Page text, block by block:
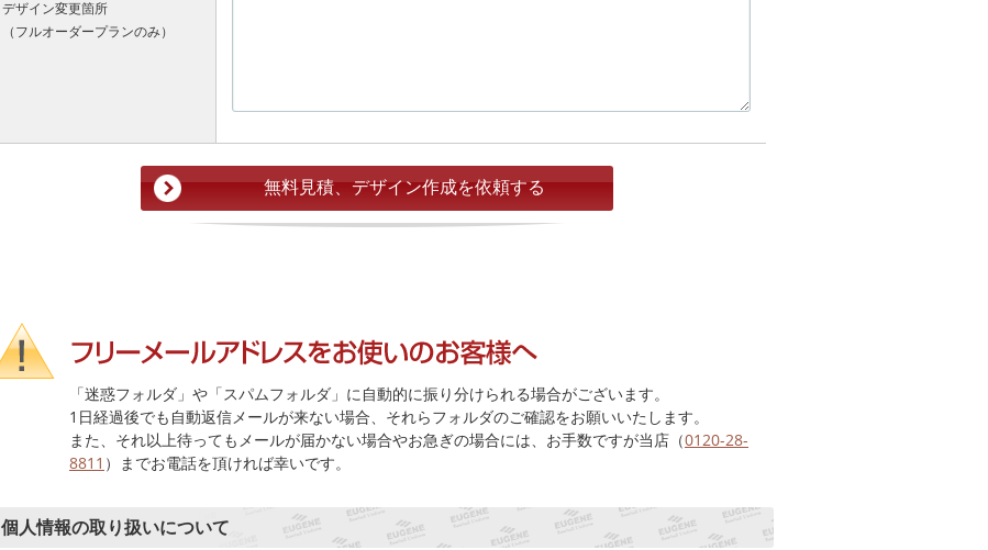
デザイン変更箇所
（フルオーダープランのみ）
「迷惑フォルダ」や「スパムフォルダ」に自動的に振り分けられる場合がございます。
1日経過後でも自動返信メールが来ない場合、それらフォルダのご確認をお願いいたします。
また、それ以上待ってもメールが届かない場合やお急ぎの場合には、お手数ですが当店（0120-28-
8811 ）までお電話を頂ければ幸いです。
個人情報の取り扱いについて